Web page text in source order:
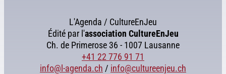
L'Agenda / CultureEnJeu
Édité par l'association CultureEnJeu
Ch. de Primerose 36 - 1007 Lausanne
+41 22 776 91 71
info@l-agenda.ch / info@cultureenjeu.ch